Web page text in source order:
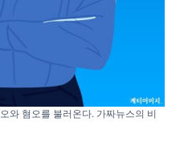
와 혐오를 불러온다. 가짜뉴스의 비